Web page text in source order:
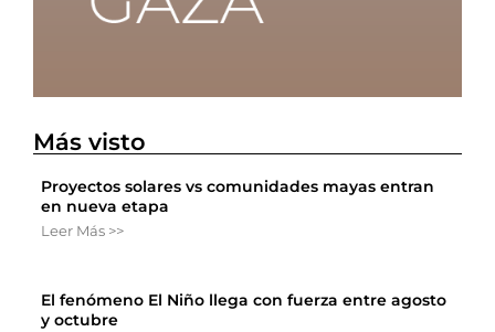
Más visto
Proyectos solares vs comunidades mayas entran
en nueva etapa
Leer Más >>
El fenómeno El Niño llega con fuerza entre agosto
y octubre